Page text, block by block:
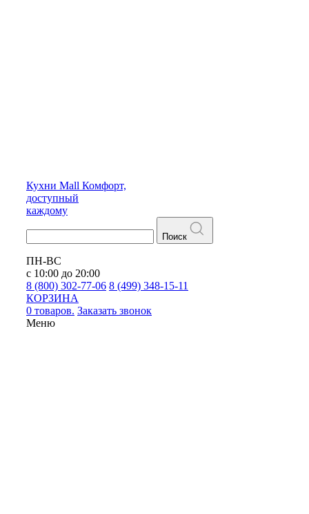
Кухни Mall Комфорт,
доступный
каждому
Поиск
ПН-ВС
с 10:00 до 20:00
8 (800) 302-77-06 8 (499) 348-15-11
КОРЗИНА
0 товаров. Заказать звонок
Меню